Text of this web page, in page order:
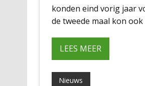
konden eind vorig jaar
de tweede maal kon
LEES MEER
Nieuws